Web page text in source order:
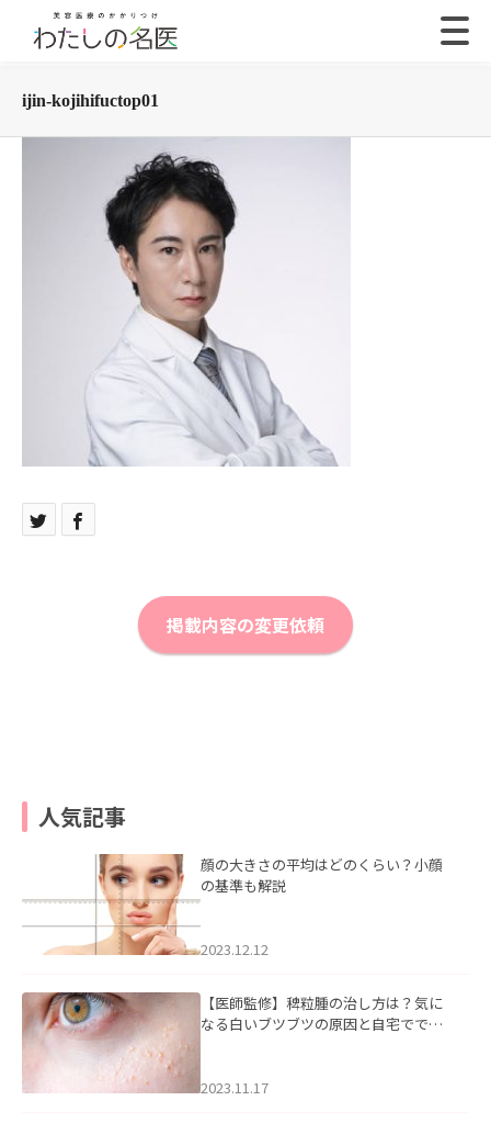
ijin-kojihifuctop01
掲載内容の変更依頼
人気記事
顔の大きさの平均はどのくらい？小顔
の基準も解説
2023.12.12
【医師監修】稗粒腫の治し方は？気に
なる白いブツブツの原因と自宅ででき
2023.11.17